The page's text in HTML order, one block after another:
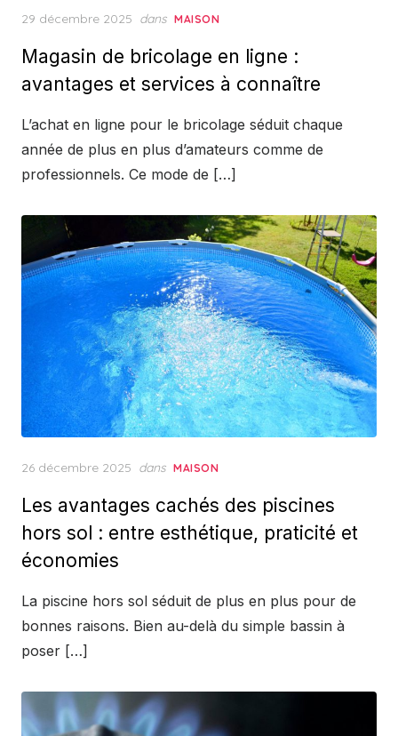
Posted
29 décembre 2025 dans MAISON
Magasin de bricolage en ligne :
avantages et services à connaître
L’achat en ligne pour le bricolage séduit chaque
année de plus en plus d’amateurs comme de
professionnels. Ce mode de […]
Posted
26 décembre 2025 dans MAISON
Les avantages cachés des piscines
hors sol : entre esthétique, praticité et
économies
La piscine hors sol séduit de plus en plus pour de
bonnes raisons. Bien au-delà du simple bassin à
poser […]